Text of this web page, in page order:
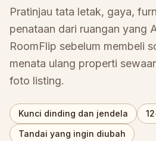
Kalkulator luas ruangan
Hitung lantai dan dinding sebelum
Kalkulator ukuran karpet
Temukan ukuran awal karpet untuk
Cek kecocokan furnitur
Ruangan Kecil
Pratinjau tata letak, gaya,
penataan dari ruangan yang
RoomFlip sebelum membeli
menata ulang properti
foto listing.
Kunci dinding dan jendela
Tandai yang ingin diubah